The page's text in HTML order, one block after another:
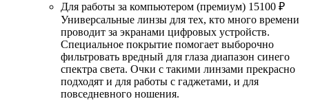
Для работы за компьютером (премиум) 15100 ₽
Универсальные линзы для тех, кто много времени
проводит за экранами цифровых устройств.
Специальное покрытие помогает выборочно
фильтровать вредный для глаза диапазон синего
спектра света. Очки с такими линзами прекрасно
подходят и для работы с гаджетами, и для
повседневного ношения.